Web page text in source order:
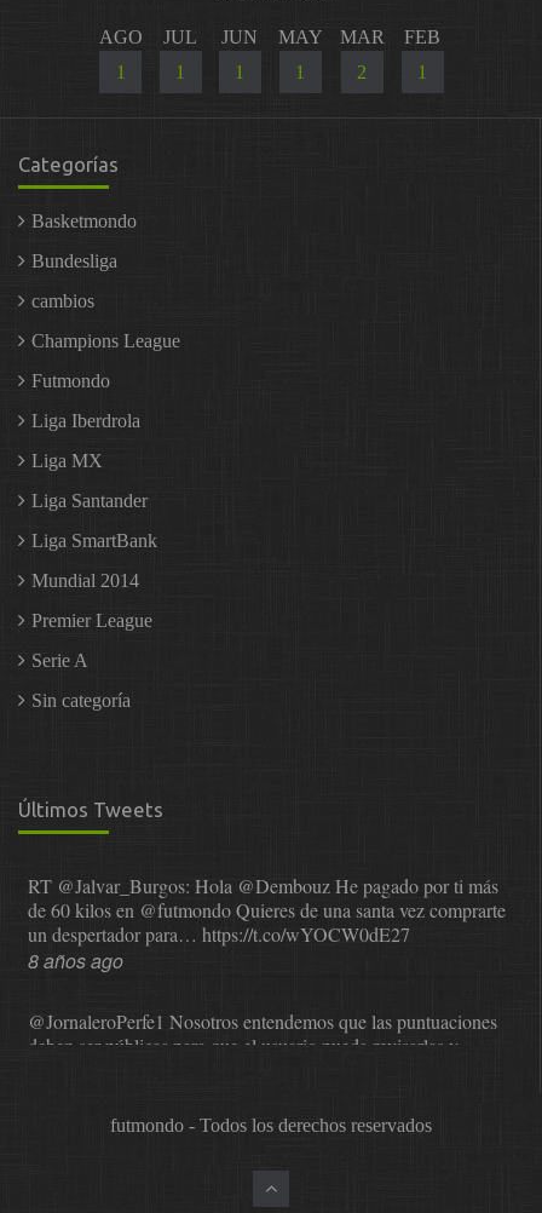
AGO
1
JUL
1
JUN
1
MAY
1
MAR
2
FEB
1
Categorías
Basketmondo
Bundesliga
cambios
Champions League
Futmondo
Liga Iberdrola
Liga MX
Liga Santander
Liga SmartBank
Mundial 2014
Premier League
Serie A
Sin categoría
Últimos Tweets
RT @Jalvar_Burgos: Hola @DembouzHe pagado por ti más
de 60 kilos en @futmondoQuieres de una santa vez comprarte
un despertador para… https://t.co/wYOCW0dE27
8 años ago
@JornaleroPerfe1 Nosotros entendemos que las puntuaciones
deben ser públicas para que el usuario pueda revisarlas y…
de valorar, se probó a Cope en el mundial. La satisfacción…
futmondo - Todos los derechos reservados